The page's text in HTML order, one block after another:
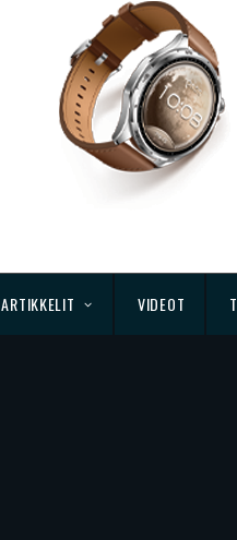
ARTIKKELIT VIDEOT